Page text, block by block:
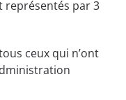
représentés par 3
ceux qui n’ont